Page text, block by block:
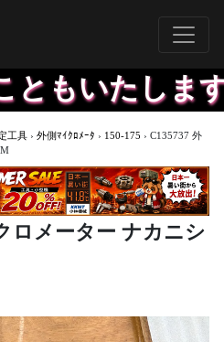
します。
工具 › 外側ﾏｲｸﾛﾒｰﾀ › 150-175 › C135737 外
ロメーター ナカニシ